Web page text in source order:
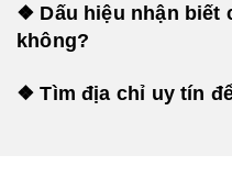
❖ Dấu hiệu nhận biết
không?
❖ Tìm địa chỉ uy tín